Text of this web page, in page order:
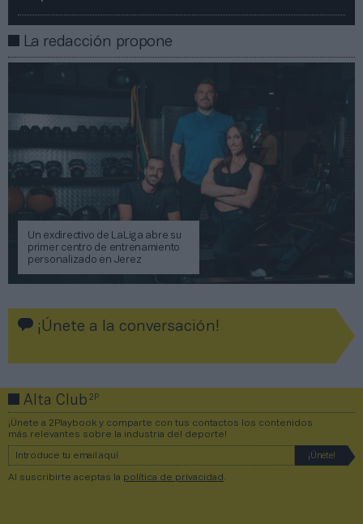
La redacción propone
Un exdirectivo de LaLiga abre su
primer centro de entrenamiento
personalizado en Jerez
¡Únete a la conversación!
Alta Club2P
¡Únete a 2Playbook y comparte con tus contactos los contenidos
más relevantes sobre la industria del deporte!
Al suscribirte aceptas la política de privacidad